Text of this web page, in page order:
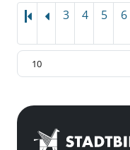
3 4 5 6